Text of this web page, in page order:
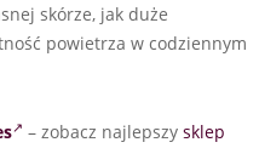
skórze, jak duże
powietrza w codziennym
– zobacz najlepszy sklep